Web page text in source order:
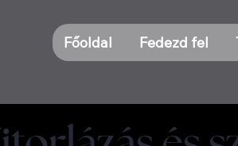
Főoldal Fedezd fel